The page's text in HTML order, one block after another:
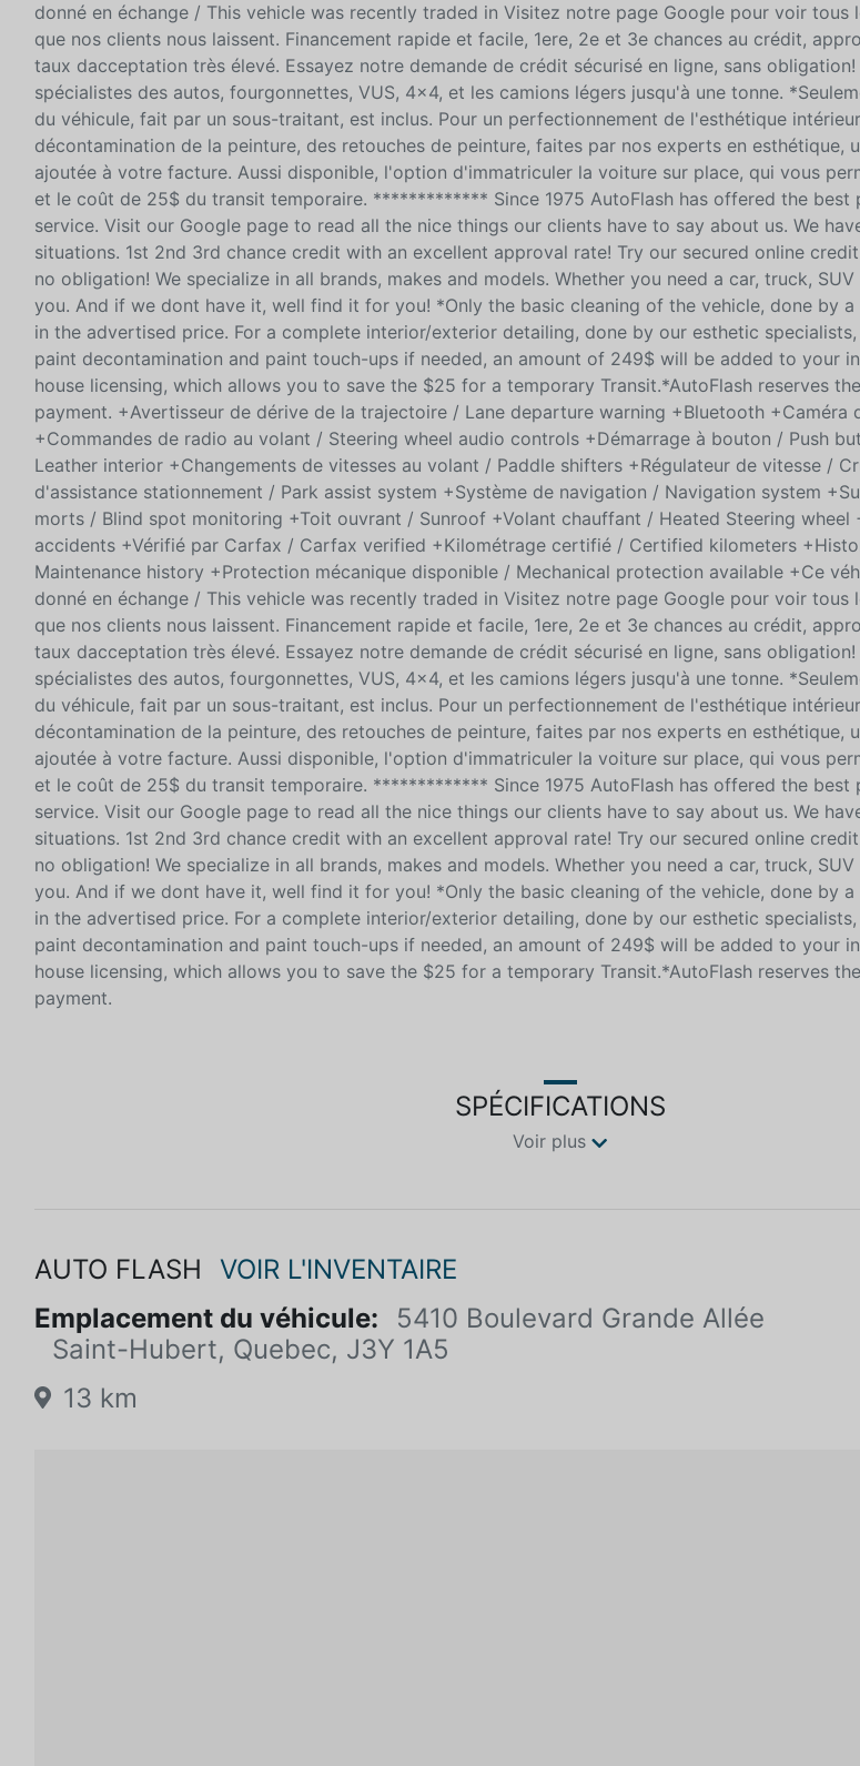
donné en échange / This vehicle was recently traded in Visitez notre page Google pour voir tous
que nos clients nous laissent. Financement rapide et facile, 1ere, 2e et 3e chances au crédit,
taux dacceptation très élevé. Essayez notre demande de crédit sécurisé en ligne, sans
spécialistes des autos, fourgonnettes, VUS, 4x4, et les camions légers jusqu'à une tonne.
du véhicule, fait par un sous-traitant, est inclus. Pour un perfectionnement de l'esthétique
décontamination de la peinture, des retouches de peinture, faites par nos experts en esthétique,
ajoutée à votre facture. Aussi disponible, l'option d'immatriculer la voiture sur place, qui vous
et le coût de 25$ du transit temporaire. ************* Since 1975 AutoFlash has offered the best
service. Visit our Google page to read all the nice things our clients have to say about us. We
situations. 1st 2nd 3rd chance credit with an excellent approval rate! Try our secured online
no obligation! We specialize in all brands, makes and models. Whether you need a car, truck,
you. And if we dont have it, well find it for you! *Only the basic cleaning of the vehicle, done by
in the advertised price. For a complete interior/exterior detailing, done by our esthetic
paint decontamination and paint touch-ups if needed, an amount of 249$ will be added to your
house licensing, which allows you to save the $25 for a temporary Transit.*AutoFlash reserves
payment. +Avertisseur de dérive de la trajectoire / Lane departure warning +Bluetooth +Caméra
+Commandes de radio au volant / Steering wheel audio controls +Démarrage à bouton / Push
Leather interior +Changements de vitesses au volant / Paddle shifters +Régulateur de vitesse /
d'assistance stationnement / Park assist system +Système de navigation / Navigation system
morts / Blind spot monitoring +Toit ouvrant / Sunroof +Volant chauffant / Heated Steering wheel
accidents +Vérifié par Carfax / Carfax verified +Kilométrage certifié / Certified kilometers
Maintenance history +Protection mécanique disponible / Mechanical protection available +Ce
donné en échange / This vehicle was recently traded in Visitez notre page Google pour voir tous
que nos clients nous laissent. Financement rapide et facile, 1ere, 2e et 3e chances au crédit,
taux dacceptation très élevé. Essayez notre demande de crédit sécurisé en ligne, sans
spécialistes des autos, fourgonnettes, VUS, 4x4, et les camions légers jusqu'à une tonne.
du véhicule, fait par un sous-traitant, est inclus. Pour un perfectionnement de l'esthétique
décontamination de la peinture, des retouches de peinture, faites par nos experts en esthétique,
ajoutée à votre facture. Aussi disponible, l'option d'immatriculer la voiture sur place, qui vous
et le coût de 25$ du transit temporaire. ************* Since 1975 AutoFlash has offered the best
service. Visit our Google page to read all the nice things our clients have to say about us. We
situations. 1st 2nd 3rd chance credit with an excellent approval rate! Try our secured online
no obligation! We specialize in all brands, makes and models. Whether you need a car, truck,
you. And if we dont have it, well find it for you! *Only the basic cleaning of the vehicle, done by
in the advertised price. For a complete interior/exterior detailing, done by our esthetic
paint decontamination and paint touch-ups if needed, an amount of 249$ will be added to your
house licensing, which allows you to save the $25 for a temporary Transit.*AutoFlash reserves
payment.
SPÉCIFICATIONS
Voir plus
AUTO FLASH
VOIR L'INVENTAIRE
Emplacement du véhicule:
5410 Boulevard Grande Allée
Saint-Hubert, Quebec, J3Y 1A5
13 km